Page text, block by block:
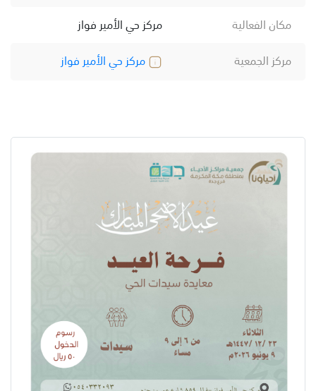
مكان الفعالية
مركز حي الأمير فواز
مركز الجمعية
مركز حي الأمير فواز